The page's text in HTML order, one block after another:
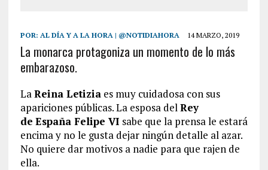
POR: AL DÍA Y A LA HORA | @NOTIDIAHORA 14 MARZO, 2019
La monarca protagoniza un momento de lo más
embarazoso.
LaReina Letiziaes muy cuidadosa con sus
apariciones públicas. La esposa delRey
de España Felipe VI sabe que la prensa le estará
encima y no le gusta dejar ningún detalle al azar.
No quiere dar motivos a nadie para que rajen de
ella.